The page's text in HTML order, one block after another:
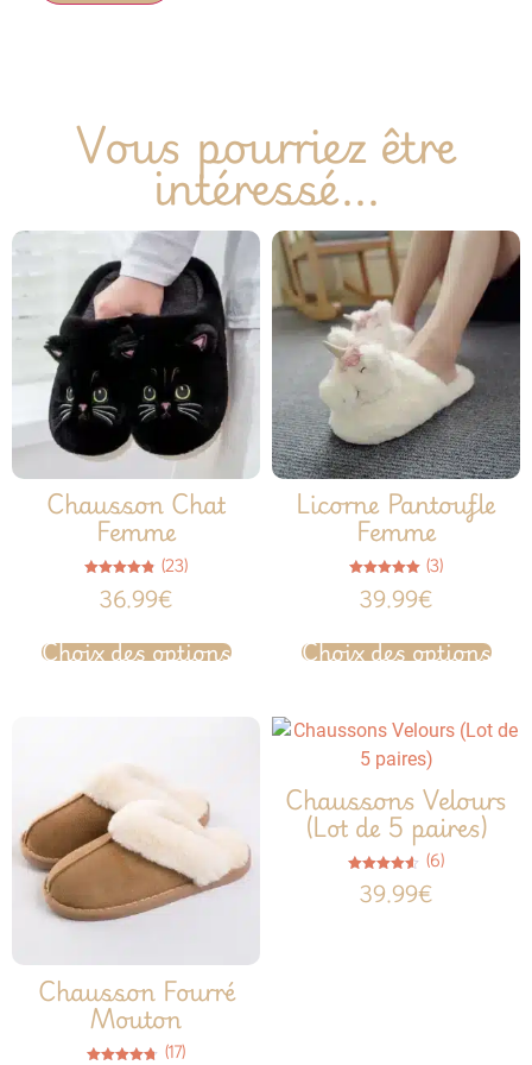
Vous pourriez être
intéressé...
Chausson Chat
Femme
4.78
sur 5
(23)
36.99€
Choix des options
Licorne Pantoufle
Femme
5.00
sur 5
(3)
39.99€
Choix des options
Chausson Fourré
Mouton
(17)
Chaussons Velours
(Lot de 5 paires)
Note
4.50
sur 5
(6)
39.99€